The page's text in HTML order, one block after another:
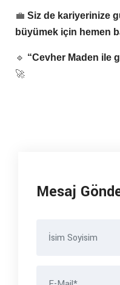
💼 Siz de kariyerinize
büyümek için hemen
🔹 “Cevher Maden ile
🚀
Mesaj